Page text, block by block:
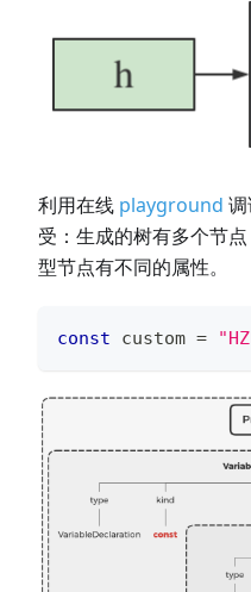
利用在线 playground
受：生成的树有多个节
型节点有不同的属性。
const custom =